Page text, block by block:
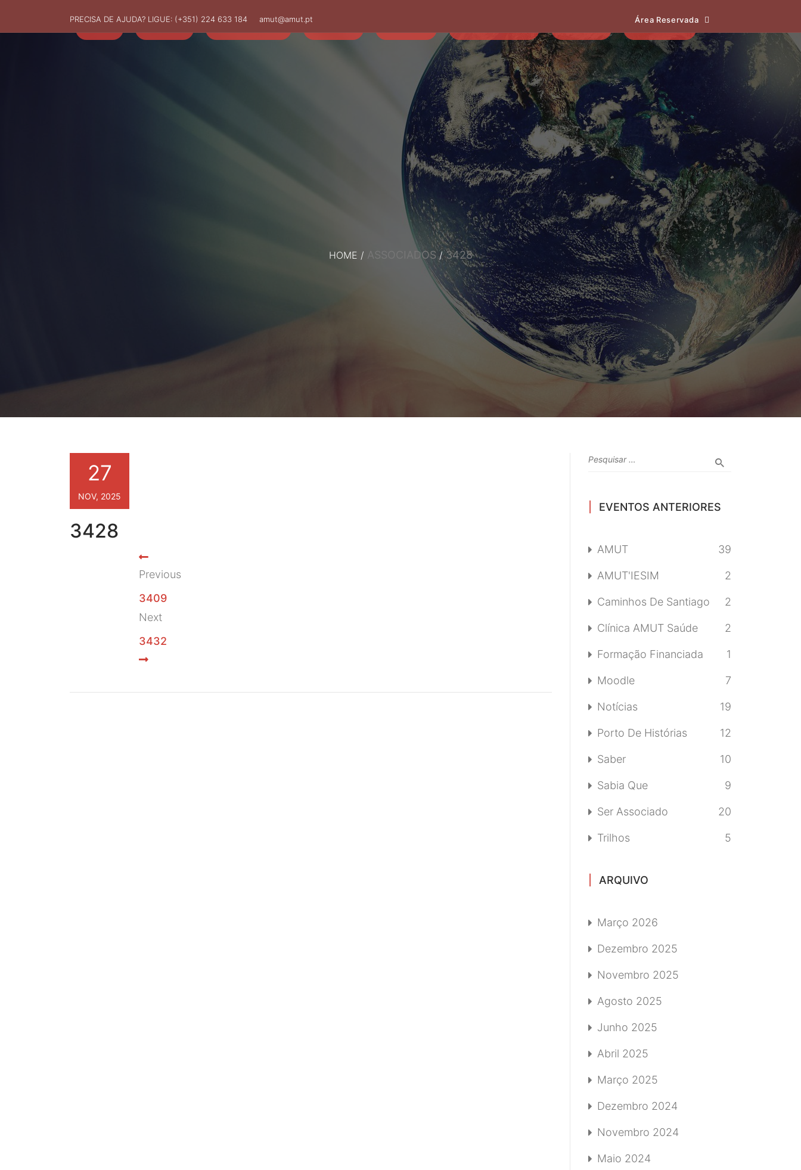
PRECISA DE AJUDA? LIGUE: (+351) 224 633 184 amut@amut.pt
Área Reservada
HOME / ASSOCIADOS / 3428
3428
27
NOV, 2025
Previous
3409
Next
3432
EVENTOS ANTERIORES
AMUT 39
AMUT'IESIM 2
Caminhos De Santiago 2
Clínica AMUT Saúde 2
Formação Financiada 1
Moodle 7
Notícias 19
Porto De Histórias 12
Saber 10
Sabia Que 9
Ser Associado 20
Trilhos 5
ARQUIVO
Março 2026
Dezembro 2025
Novembro 2025
Agosto 2025
Junho 2025
Abril 2025
Março 2025
Dezembro 2024
Novembro 2024
Maio 2024